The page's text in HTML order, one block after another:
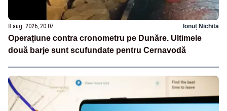
8 aug. 2026, 20:07 Ionuț Nichita
Operațiune contra cronometru pe Dunăre. Ultimele
două barje sunt scufundate pentru Cernavodă